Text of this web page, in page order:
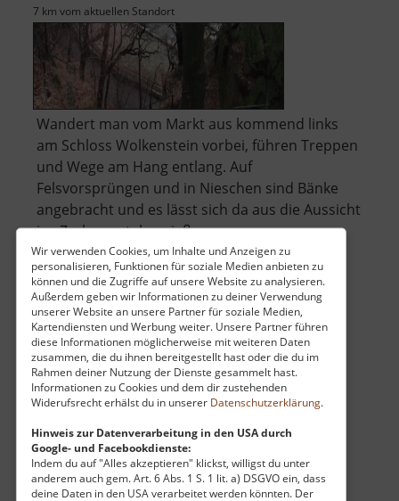
Wir verwenden Cookies, um Inhalte und Anzeigen zu
personalisieren, Funktionen für soziale Medien anbieten zu
können und die Zugriffe auf unsere Website zu analysieren.
Außerdem geben wir Informationen zu deiner Verwendung
unserer Website an unsere Partner für soziale Medien,
Kartendiensten und Werbung weiter. Unsere Partner führen
diese Informationen möglicherweise mit weiteren Daten
zusammen, die du ihnen bereitgestellt hast oder die du im
Rahmen deiner Nutzung der Dienste gesammelt hast.
Informationen zu Cookies und dem dir zustehenden
Widerufsrecht erhälst du in unserer Datenschutzerklärung.
Hinweis zur Datenverarbeitung in den USA durch
Google- und Facebookdienste:
Indem du auf "Alles akzeptieren" klickst, willigst du unter
anderem auch gem. Art. 6 Abs. 1 S. 1 lit. a) DSGVO ein, dass
deine Daten in den USA verarbeitet werden könnten. Der
7 km vom aktuellen Standort
Wandert man vom Markt aus kommend links
am Schloss Wolkenstein vorbei, führen Treppen
und Wege am Hang entlang. Auf
Felsvorsprüngen und in Nieschen sind Bänke
angebracht und es lässt sich da aus die Aussicht
ins Zschopautal genießen.
Möchte man hinab zum Fluss, kommt man
durch die Wolfsch.. »weiterlesenüber
Wolkensteiner
Wände
Altes Waldbad
Wildenthal / Westerzgebirge
aktuell vom 01.03.2025 / Zugriffe: 15261
32 km vom aktuellen Standort